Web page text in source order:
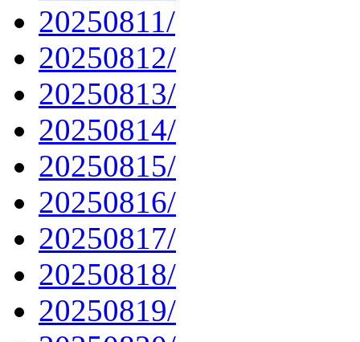
20250811/
20250812/
20250813/
20250814/
20250815/
20250816/
20250817/
20250818/
20250819/